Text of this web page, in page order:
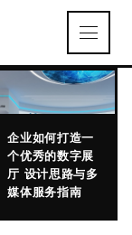
企业如何打造一
个优秀的数字展
厅 设计思路与多
媒体服务指南